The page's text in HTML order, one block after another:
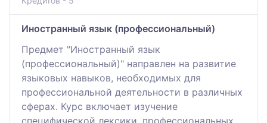
Иностранный язык (профессиональный)
Предмет "Иностранный язык
(профессиональный)" направлен на развитие
языковых навыков, необходимых для
профессиональной деятельности в различных
сферах. Курс включает изучение